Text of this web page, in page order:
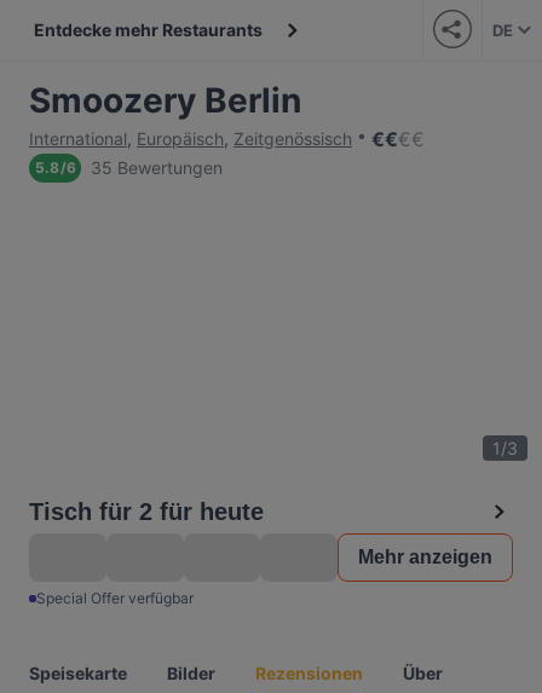
Entdecke mehr Restaurants DE
Smoozery Berlin
International, Europäisch, Zeitgenössisch €€€€
5.8/6 35 Bewertungen
1/3
Tisch für 2 für heute
Mehr anzeigen
Special Offer verfügbar
Speisekarte Bilder Rezensionen Über